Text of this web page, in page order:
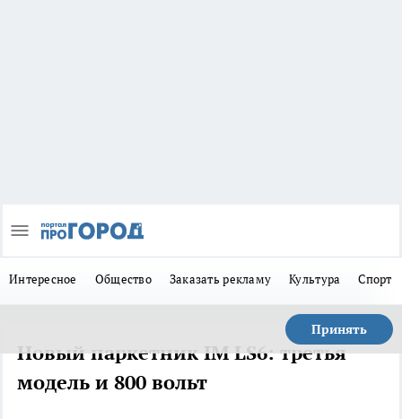
Интересное Общество Заказать рекламу Культура Спорт
Принять
Новый паркетник IM LS6: третья
модель и 800 вольт